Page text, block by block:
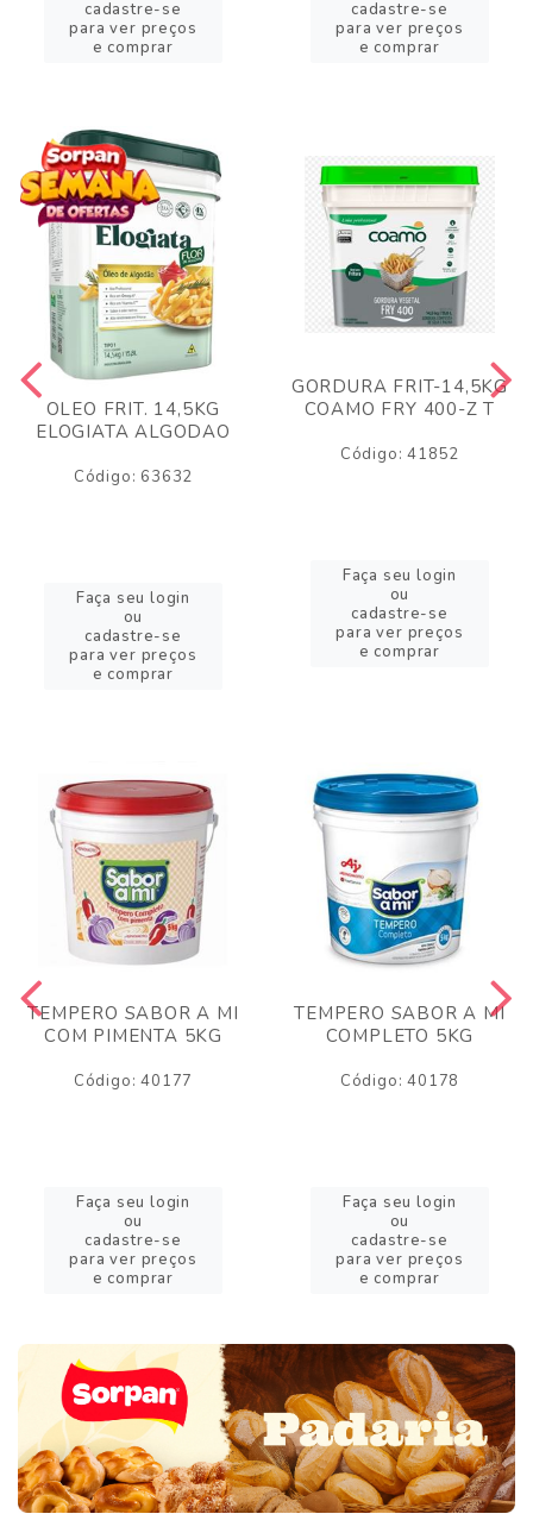
cadastre-se
para ver preços
e comprar
cadastre-se
para ver preços
e comprar
OLEO FRIT. 14,5KG
ELOGIATA ALGODAO
Código: 63632
Faça seu login
ou
cadastre-se
para ver preços
e comprar
GORDURA FRIT-14,5KG
COAMO FRY 400-Z T
Código: 41852
Faça seu login
ou
cadastre-se
para ver preços
e comprar
TEMPERO SABOR A MI
COM PIMENTA 5KG
Código: 40177
Faça seu login
ou
cadastre-se
para ver preços
e comprar
TEMPERO SABOR A MI
COMPLETO 5KG
Código: 40178
Faça seu login
ou
cadastre-se
para ver preços
e comprar